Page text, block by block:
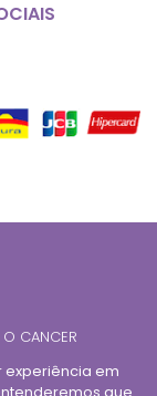
CANCER
experiência em